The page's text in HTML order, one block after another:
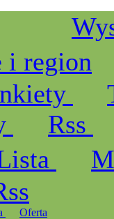
i region
Rss
Oferta